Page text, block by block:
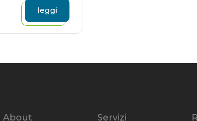
leggi
About Servizi